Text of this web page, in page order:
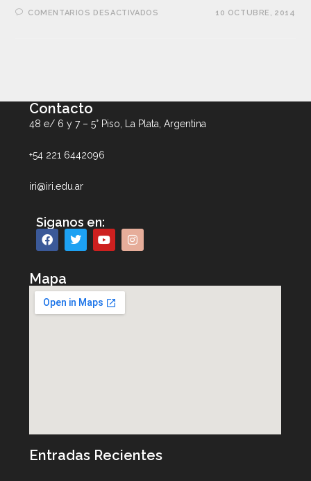
COMENTARIOS DESACTIVADOS 10 OCTUBRE, 2014
Contacto
48 e/ 6 y 7 – 5° Piso, La Plata, Argentina
+54 221 6442096
iri@iri.edu.ar
Siganos en:
Mapa
Entradas Recientes